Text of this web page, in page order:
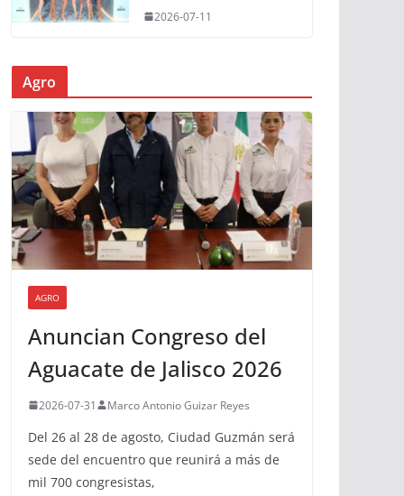
2026-07-11
Agro
AGRO
Anuncian Congreso del
Aguacate de Jalisco 2026
2026-07-31 Marco Antonio Guizar Reyes
Del 26 al 28 de agosto, Ciudad Guzmán será
sede del encuentro que reunirá a más de
mil 700 congresistas,